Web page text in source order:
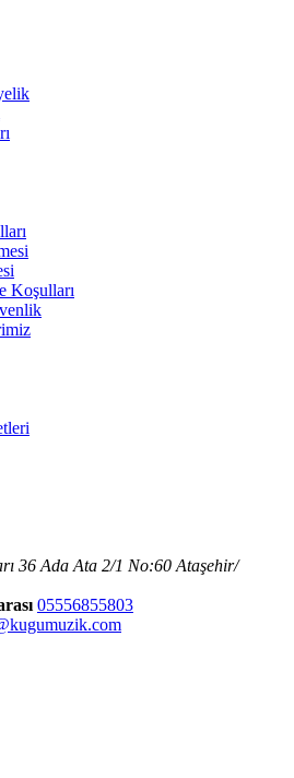
Koşulları
36 Ada Ata 2/1 No:60 Ataşehir/
05556855803